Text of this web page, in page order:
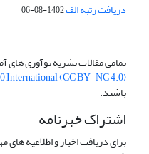
دریافت رتبه الف1402-08-06
تمامی مقالات نشریه نوآوری
(CC BY-NC 4.0)
باشند.
اشتراک خبرنامه
برای دریافت اخبار و اطلاعیه